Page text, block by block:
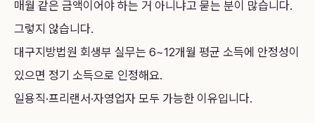
매월 같은 금액이어야 하는 거 아니냐고 묻는 분이 많습니다.
그렇지 않습니다.
대구지방법원 회생부 실무는 6~12개월 평균 소득에 안정성이
있으면 정기 소득으로 인정해요.
일용직·프리랜서·자영업자 모두 가능한 이유입니다.